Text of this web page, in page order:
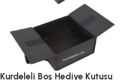
Kurdeleli Boş Hediye Kutusu